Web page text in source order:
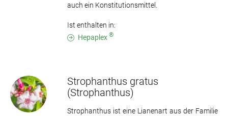
auch ein Konstitutionsmittel.
Ist enthalten in:
Hepaplex ®
Strophanthus gratus
(Strophanthus)
Strophanthus ist eine Lianenart aus der Familie